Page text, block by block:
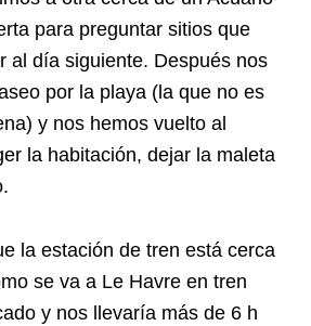
para preguntar sitios que
al día siguiente. Después nos
por la playa (la que no es
y nos hemos vuelto al
la habitación, dejar la maleta
la estación de tren está cerca
se va a Le Havre en tren
y nos llevaría más de 6 h